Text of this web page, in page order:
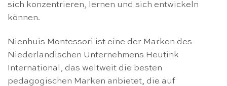
sich konzentrieren, lernen und sich entwickeln
können.
Nienhuis Montessori ist eine der Marken des
Niederlandischen Unternehmens Heutink
International, das weltweit die besten
pedagogischen Marken anbietet, die auf